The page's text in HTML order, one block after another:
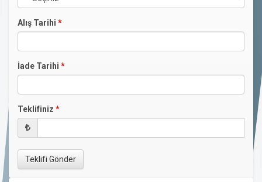
Alış Tarihi *
İade Tarihi *
Teklifiniz *
Teklifi Gönder